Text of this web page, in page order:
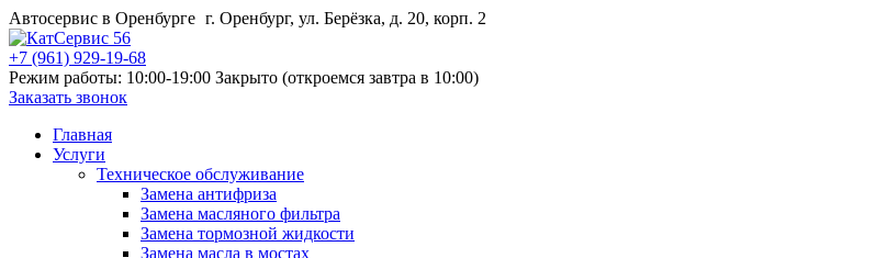
Автосервис в Оренбурге г. Оренбург, ул. Берёзка, д. 20, корп. 2
+7 (961) 929-19-68
Режим работы: 10:00-19:00 Закрыто (откроемся завтра в 10:00)
Заказать звонок
Главная
Услуги
Техническое обслуживание
Замена антифриза
Замена масляного фильтра
Замена тормозной жидкости
Замена масла в мостах